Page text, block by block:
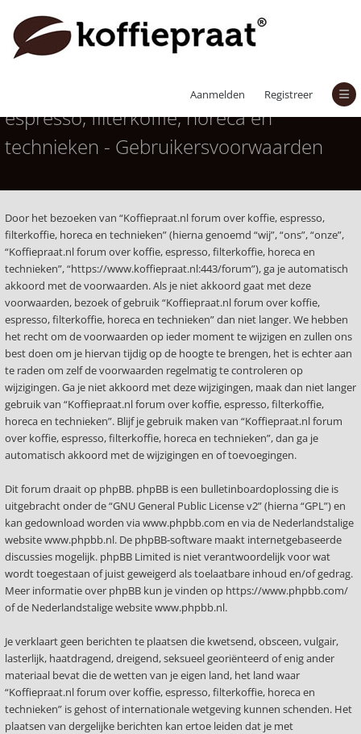
Aanmelden Registreer
Koffiepraat.nl forum over koffie,
espresso, filterkoffie, horeca en
technieken - Gebruikersvoorwaarden
Door het bezoeken van “Koffiepraat.nl forum over koffie, espresso,
filterkoffie, horeca en technieken” (hierna genoemd “wij”, “ons”, “onze”,
“Koffiepraat.nl forum over koffie, espresso, filterkoffie, horeca en
technieken”, “https://www.koffiepraat.nl:443/forum”), ga je automatisch
akkoord met de voorwaarden. Als je niet akkoord gaat met deze
voorwaarden, bezoek of gebruik “Koffiepraat.nl forum over koffie,
espresso, filterkoffie, horeca en technieken” dan niet langer. We hebben
het recht om de voorwaarden op ieder moment te wijzigen en zullen ons
best doen om je hiervan tijdig op de hoogte te brengen, het is echter aan
te raden om zelf de voorwaarden regelmatig te controleren op
wijzigingen. Ga je niet akkoord met deze wijzigingen, maak dan niet langer
gebruik van “Koffiepraat.nl forum over koffie, espresso, filterkoffie,
horeca en technieken”. Blijf je gebruik maken van “Koffiepraat.nl forum
over koffie, espresso, filterkoffie, horeca en technieken”, dan ga je
automatisch akkoord met de wijzigingen en of toevoegingen.
Dit forum draait op phpBB. phpBB is een bulletinboardoplossing die is
uitgebracht onder de “GNU General Public License v2” (hierna “GPL”) en
kan gedownload worden viawww.phpbb.com en via de Nederlandstalige
websitewww.phpbb.nl. De phpBB-software maakt internetgebaseerde
discussies mogelijk. phpBB Limited is niet verantwoordelijk voor wat
wordt toegestaan of juist geweigerd als toelaatbare inhoud en/of gedrag.
Meer informatie over phpBB kun je vinden op https://www.phpbb.com/
of de Nederlandstalige websitewww.phpbb.nl.
Je verklaart geen berichten te plaatsen die kwetsend, obsceen, vulgair,
lasterlijk, haatdragend, dreigend, seksueel georiënteerd of enig ander
materiaal bevat die de wetten van je eigen land, het land waar
“Koffiepraat.nl forum over koffie, espresso, filterkoffie, horeca en
technieken” is gehost of internationale wetgeving kunnen schenden. Het
plaatsen van dergelijke berichten kan ertoe leiden dat je met